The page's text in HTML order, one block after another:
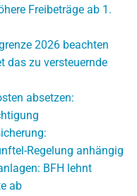
Freibeträge ab 1.
2026 beachten
das zu versteuernde
absetzen:
Regelung anhängig
BFH lehnt
ab